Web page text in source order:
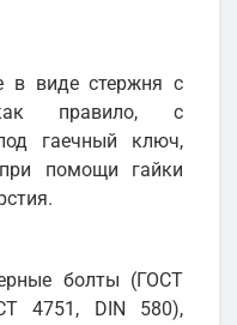
в виде стержня с
правило, с
гаечный ключ,
помощи гайки
болты (ГОСТ
4751, DIN 580),